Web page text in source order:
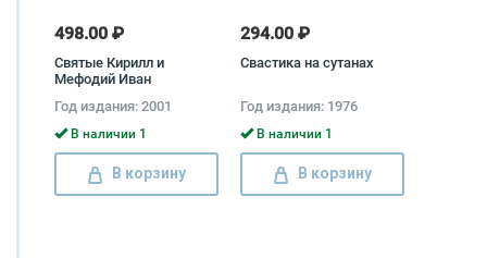
498.00 ₽
Святые Кирилл и
Мефодий Иван
Год издания: 2001
В наличии 1
В корзину
294.00 ₽
Свастика на сутанах
Год издания: 1976
В наличии 1
В корзину